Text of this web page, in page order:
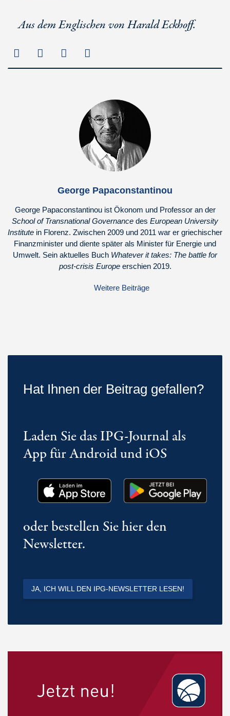
Aus dem Englischen von Harald Eckhoff.
George Papaconstantinou
George Papaconstantinou ist Ökonom und Professor an der
School of Transnational Governance des European University
Institute in Florenz. Zwischen 2009 und 2011 war er griechischer
Finanzminister und diente später als Minister für Energie und
Umwelt. Sein aktuelles Buch Whatever it takes: The battle for
post-crisis Europeerschien 2019.
Weitere Beiträge
Hat Ihnen der Beitrag gefallen?
Laden Sie das IPG-Journal als
App für Android und iOS
oder bestellen Sie hier den
Newsletter.
JA, ICH WILL DEN IPG-NEWSLETTER LESEN!